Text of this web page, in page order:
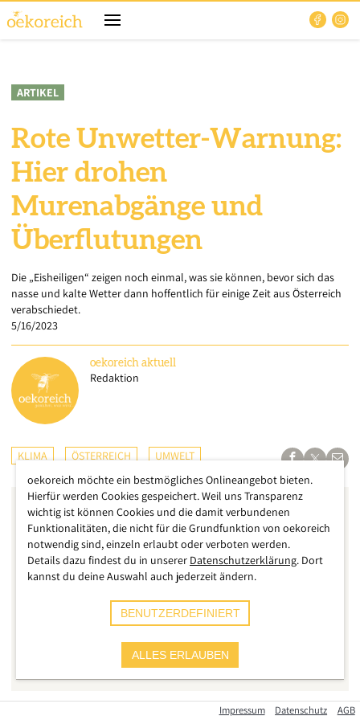
ARTIKEL
Rote Unwetter-Warnung:
Hier drohen
Murenabgänge und
Überflutungen
Die „Eisheiligen“ zeigen noch einmal, was sie können, bevor sich das
nasse und kalte Wetter dann hoffentlich für einige Zeit aus Österreich
verabschiedet.
5/16/2023
oekoreich aktuell
Redaktion
KLIMA ÖSTERREICH UMWELT
Impressum Datenschutz AGB
oekoreich möchte ein bestmögliches Onlineangebot bieten.
Hierfür werden Cookies gespeichert. Weil uns Transparenz
wichtig ist können Cookies und die damit verbundenen
Funktionalitäten, die nicht für die Grundfunktion von oekoreich
notwendig sind, einzeln erlaubt oder verboten werden.
Details dazu findest du in unserer Datenschutzerklärung. Dort
kannst du deine Auswahl auch jederzeit ändern.
BENUTZERDEFINIERT
ALLES ERLAUBEN